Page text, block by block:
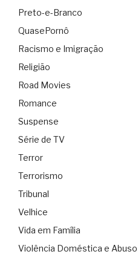
Preto-e-Branco
QuasePornô
Racismo e Imigração
Religião
Road Movies
Romance
Suspense
Série de TV
Terror
Terrorismo
Tribunal
Velhice
Vida em Família
Violência Doméstica e Abuso